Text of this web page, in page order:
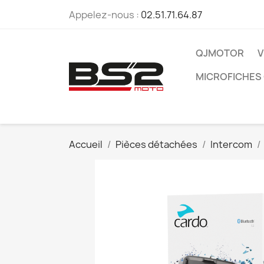
Appelez-nous : 02.51.71.64.87
QJMOTOR
Accueil Pièces détachées Intercom